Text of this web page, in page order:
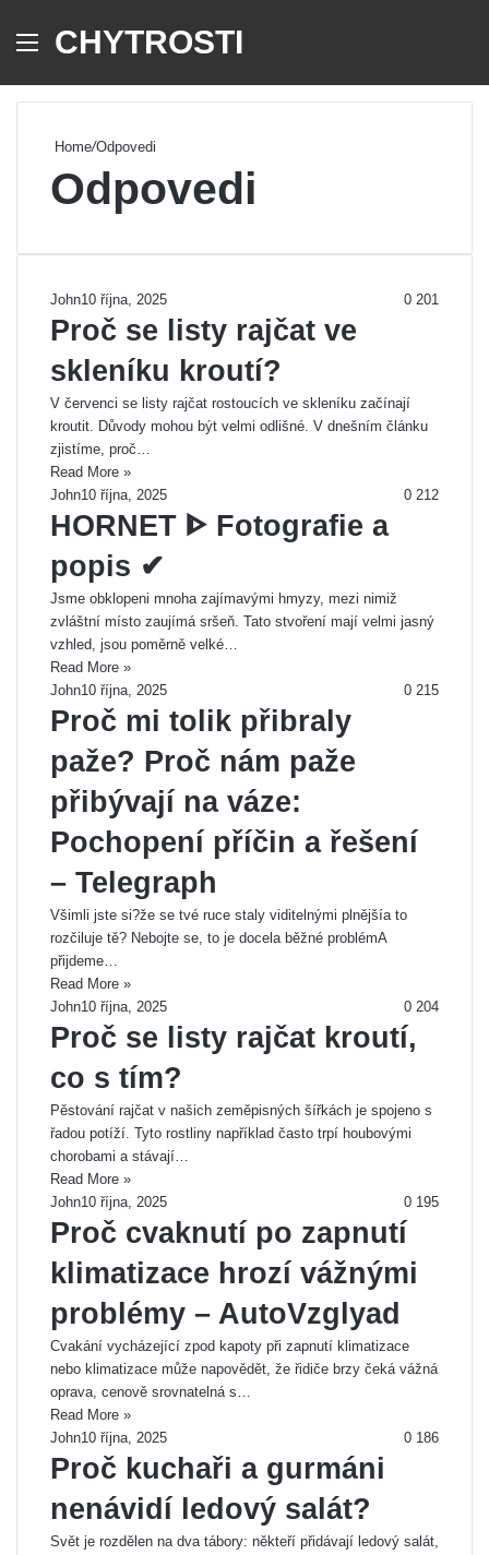
Menu
CHYTROSTI
Home/Odpovedi
Odpovedi
John10 října, 2025 0 201
Proč se listy rajčat ve
skleníku kroutí?
V červenci se listy rajčat rostoucích ve skleníku začínají
kroutit. Důvody mohou být velmi odlišné. V dnešním článku
zjistíme, proč…
Read More »
John10 října, 2025 0 212
HORNET ᐈ Fotografie a
popis ✔
Jsme obklopeni mnoha zajímavými hmyzy, mezi nimiž
zvláštní místo zaujímá sršeň. Tato stvoření mají velmi jasný
vzhled, jsou poměrně velké…
Read More »
John10 října, 2025 0 215
Proč mi tolik přibraly
paže? Proč nám paže
přibývají na váze:
Pochopení příčin a řešení
– Telegraph
Všimli jste si?že se tvé ruce staly viditelnými plnějšía to
rozčiluje tě? Nebojte se, to je docela běžné problémA
přijdeme…
Read More »
John10 října, 2025 0 204
Proč se listy rajčat kroutí,
co s tím?
Pěstování rajčat v našich zeměpisných šířkách je spojeno s
řadou potíží. Tyto rostliny například často trpí houbovými
chorobami a stávají…
Read More »
John10 října, 2025 0 195
Proč cvaknutí po zapnutí
klimatizace hrozí vážnými
problémy – AutoVzglyad
Cvakání vycházející zpod kapoty při zapnutí klimatizace
nebo klimatizace může napovědět, že řidiče brzy čeká vážná
oprava, cenově srovnatelná s…
Read More »
John10 října, 2025 0 186
Proč kuchaři a gurmáni
nenávidí ledový salát?
Svět je rozdělen na dva tábory: někteří přidávají ledový salát,